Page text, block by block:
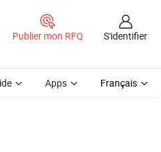
Publier mon RFQ S'identifier
Apps Français